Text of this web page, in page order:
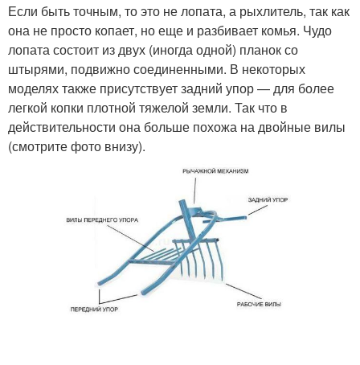
Если быть точным, то это не лопата, а рыхлитель, так как
она не просто копает, но еще и разбивает комья. Чудо
лопата состоит из двух (иногда одной) планок со
штырями, подвижно соединенными. В некоторых
моделях также присутствует задний упор — для более
легкой копки плотной тяжелой земли. Так что в
действительности она больше похожа на двойные вилы
(смотрите фото внизу).